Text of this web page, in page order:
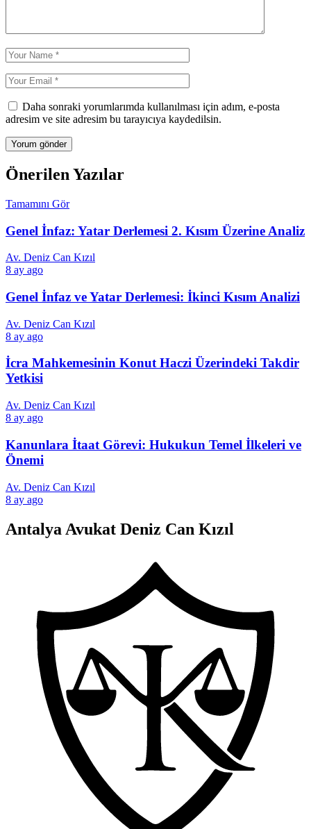
Daha sonraki yorumlarımda kullanılması için adım, e-posta
adresim ve site adresim bu tarayıcıya kaydedilsin.
Önerilen Yazılar
Tamamını Gör
Genel İnfaz: Yatar Derlemesi 2. Kısım Üzerine Analiz
Av. Deniz Can Kızıl
8 ay ago
Genel İnfaz ve Yatar Derlemesi: İkinci Kısım Analizi
Av. Deniz Can Kızıl
8 ay ago
İcra Mahkemesinin Konut Haczi Üzerindeki Takdir
Yetkisi
Av. Deniz Can Kızıl
8 ay ago
Kanunlara İtaat Görevi: Hukukun Temel İlkeleri ve
Önemi
Av. Deniz Can Kızıl
8 ay ago
Antalya Avukat Deniz Can Kızıl